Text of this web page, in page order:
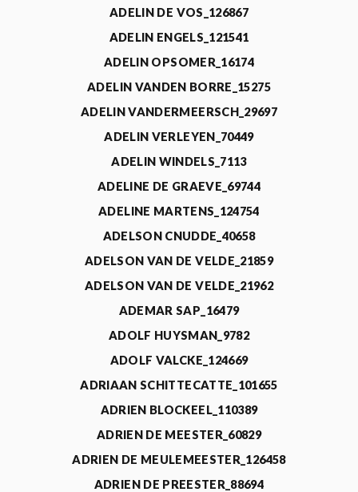
ADELIN DE VOS_126867
ADELIN ENGELS_121541
ADELIN OPSOMER_16174
ADELIN VANDEN BORRE_15275
ADELIN VANDERMEERSCH_29697
ADELIN VERLEYEN_70449
ADELIN WINDELS_7113
ADELINE DE GRAEVE_69744
ADELINE MARTENS_124754
ADELSON CNUDDE_40658
ADELSON VAN DE VELDE_21859
ADELSON VAN DE VELDE_21962
ADEMAR SAP_16479
ADOLF HUYSMAN_9782
ADOLF VALCKE_124669
ADRIAAN SCHITTECATTE_101655
ADRIEN BLOCKEEL_110389
ADRIEN DE MEESTER_60829
ADRIEN DE MEULEMEESTER_126458
ADRIEN DE PREESTER_88694